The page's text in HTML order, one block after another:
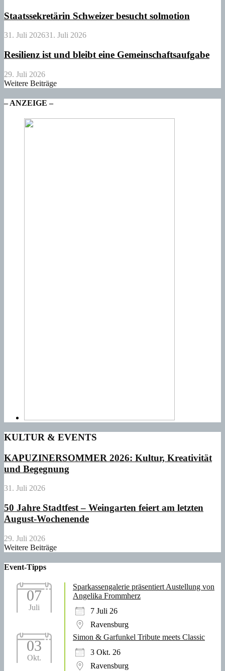
Staatssekretärin Schweizer besucht solmotion
31. Juli 202631. Juli 2026
Resilienz ist und bleibt eine Gemeinschaftsaufgabe
29. Juli 2026
Weitere Beiträge
– ANZEIGE –
KULTUR & EVENTS
KAPUZINERSOMMER 2026: Kultur, Kreativität
und Begegnung
31. Juli 2026
50 Jahre Stadtfest – Weingarten feiert am letzten
August-Wochenende
29. Juli 2026
Weitere Beiträge
Event-Tipps
07
Juli
Sparkassengalerie präsentiert Austellung von
Angelika Frommherz
7 Juli 26
Ravensburg
03
Okt.
Simon & Garfunkel Tribute meets Classic
3 Okt. 26
Ravensburg